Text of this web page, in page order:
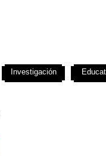
Investigación